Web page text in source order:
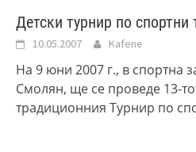
Детски турнир по
10.05.2007 Kafene
На 9 юни 2007 г., в спортна
Смолян, ще се проведе 13-
традиционния Турнир по